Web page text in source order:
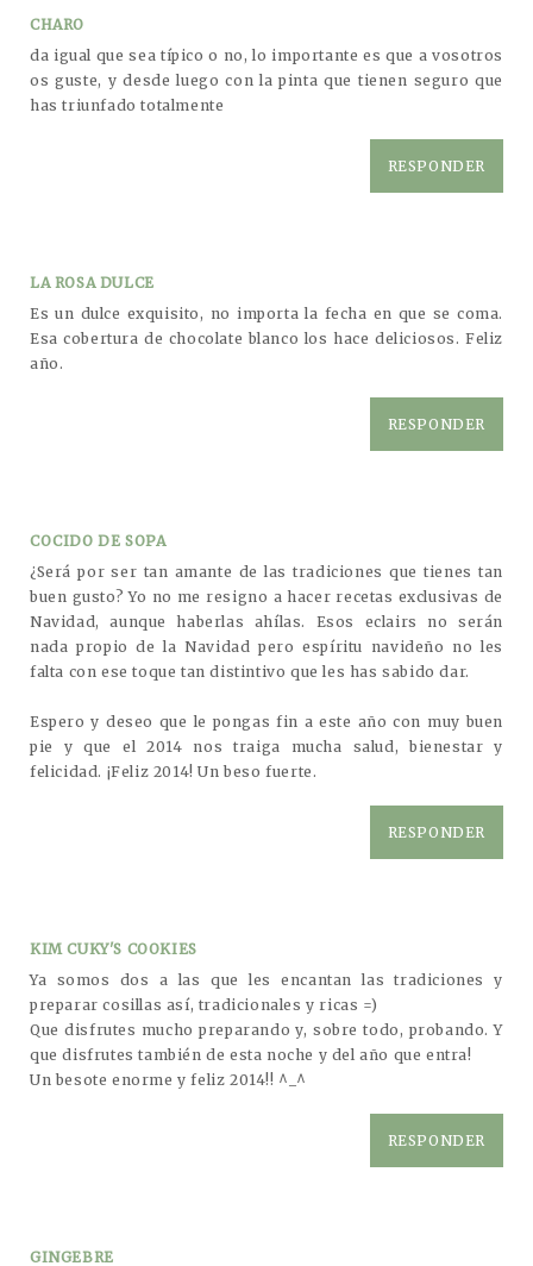
CHARO
da igual que sea típico o no, lo importante es que a vosotros
os guste, y desde luego con la pinta que tienen seguro que
has triunfado totalmente
RESPONDER
LA ROSA DULCE
Es un dulce exquisito, no importa la fecha en que se coma.
Esa cobertura de chocolate blanco los hace deliciosos. Feliz
año.
RESPONDER
COCIDO DE SOPA
¿Será por ser tan amante de las tradiciones que tienes tan
buen gusto? Yo no me resigno a hacer recetas exclusivas de
Navidad, aunque haberlas ahílas. Esos eclairs no serán
nada propio de la Navidad pero espíritu navideño no les
falta con ese toque tan distintivo que les has sabido dar.
Espero y deseo que le pongas fin a este año con muy buen
pie y que el 2014 nos traiga mucha salud, bienestar y
felicidad. ¡Feliz 2014! Un beso fuerte.
RESPONDER
KIM CUKY'S COOKIES
Ya somos dos a las que les encantan las tradiciones y
preparar cosillas así, tradicionales y ricas =)
Que disfrutes mucho preparando y, sobre todo, probando. Y
que disfrutes también de esta noche y del año que entra!
Un besote enorme y feliz 2014!! ^_^
RESPONDER
GINGEBRE